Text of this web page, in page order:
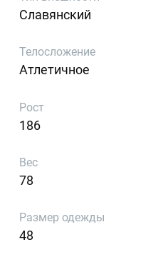
Славянский
Телосложение
Атлетичное
Рост
186
Вес
78
Размер одежды
48